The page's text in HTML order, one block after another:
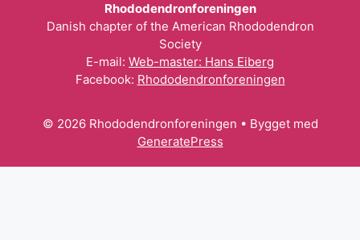
Rhododendronforeningen
Danish chapter of the American Rhododendron
Society
E-mail: Web-master: Hans Eiberg
Facebook: Rhododendronforeningen
© 2026 Rhododendronforeningen • Bygget med
GeneratePress